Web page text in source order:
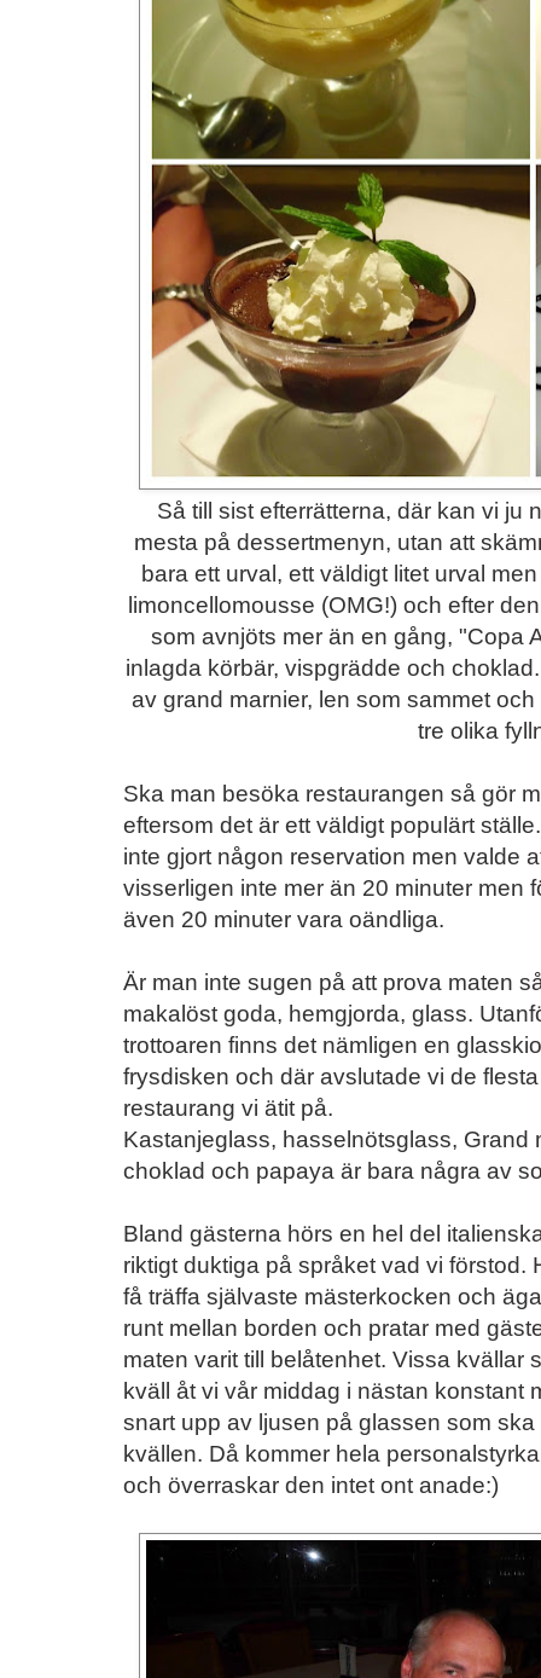
Så till sist efterrätterna, där kan vi ju
mesta på dessertmenyn, utan att
bara ett urval, ett väldigt litet urval
limoncellomousse (OMG!) och efter
som avnjöts mer än en gång, "Copa
inlagda körbär, vispgrädde och
av grand marnier, len som sammet
tre olika
Ska man besöka restaurangen så gör
eftersom det är ett väldigt populärt
inte gjort någon reservation men valde
visserligen inte mer än 20 minuter men
även 20 minuter vara oändliga.
Är man inte sugen på att prova maten
makalöst goda, hemgjorda, glass.
trottoaren finns det nämligen en
frysdisken och där avslutade vi de
restaurang vi ätit på.
Kastanjeglass, hasselnötsglass, Grand
choklad och papaya är bara några av
Bland gästerna hörs en hel del
riktigt duktiga på språket vad vi förstod.
få träffa självaste mästerkocken och
runt mellan borden och pratar med
maten varit till belåtenhet. Vissa kvällar
kväll åt vi vår middag i nästan konstant
snart upp av ljusen på glassen som
kvällen. Då kommer hela
och överraskar den intet ont anade:)